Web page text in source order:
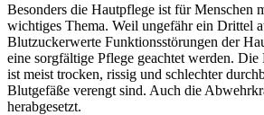
Besonders die Hautpflege ist für Menschen
wichtiges Thema. Weil ungefähr ein Drittel
Blutzuckerwerte Funktionsstörungen der
eine sorgfältige Pflege geachtet werden.
ist meist trocken, rissig und schlechter
Blutgefäße verengt sind. Auch die
herabgesetzt.